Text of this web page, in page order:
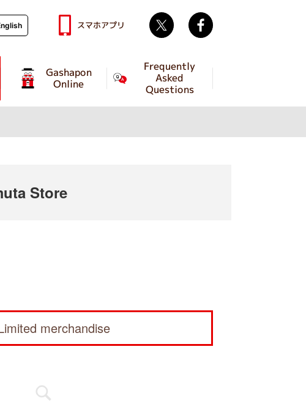
Gashapon
Online
Frequently
Asked
Questions
スマホアプリ Twitter
Store
merchandise